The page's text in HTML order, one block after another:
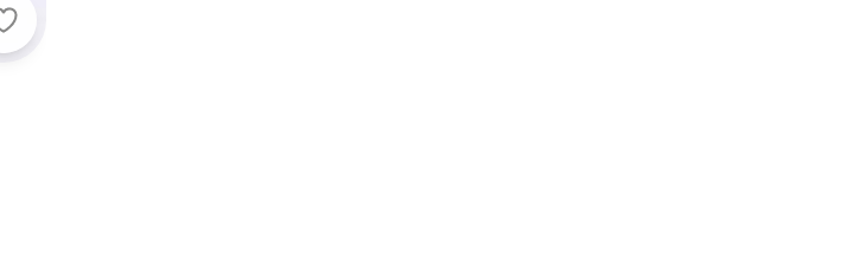
Vida Costeira - Conjunto Infantil Xadrez Mocinho Preto